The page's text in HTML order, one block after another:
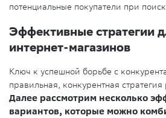
потенциальные покупатели при
Эффективные стратегии
интернет-магазинов
Ключ к успешной борьбе с
правильная, конкурентная
Далее рассмотрим несколько
вариантов, которые можно